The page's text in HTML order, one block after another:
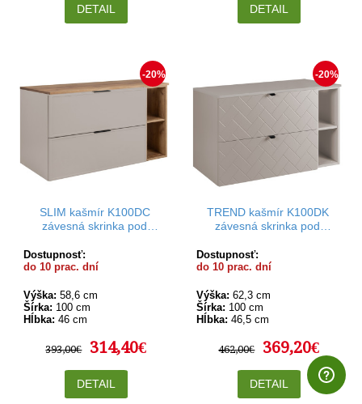
DETAIL DETAIL
-20%
SLIM kašmír K100DC
závesná skrinka pod
Dostupnosť:
do 10 prac. dní
Výška: 58,6 cm
Šírka: 100 cm
Hĺbka: 46 cm
393,00€ 314,40€
DETAIL
-20%
TREND kašmír K100DK
závesná skrinka pod
Dostupnosť:
do 10 prac. dní
Výška: 62,3 cm
Šírka: 100 cm
Hĺbka: 46,5 cm
462,00€ 369,20€
DETAIL